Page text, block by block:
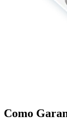
Como